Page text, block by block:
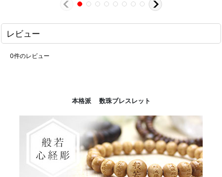
レビュー
0件のレビュー
本格派 数珠ブレスレット